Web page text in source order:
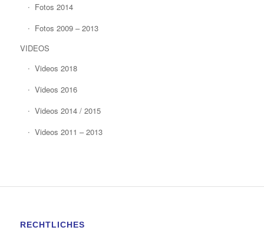
Fotos 2014
Fotos 2009 – 2013
VIDEOS
Videos 2018
Videos 2016
Videos 2014 / 2015
Videos 2011 – 2013
RECHTLICHES